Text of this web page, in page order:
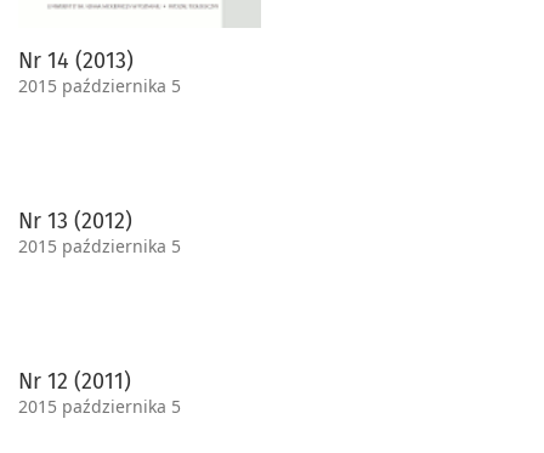
Nr 14 (2013)
2015 października 5
Nr 13 (2012)
2015 października 5
Nr 12 (2011)
2015 października 5